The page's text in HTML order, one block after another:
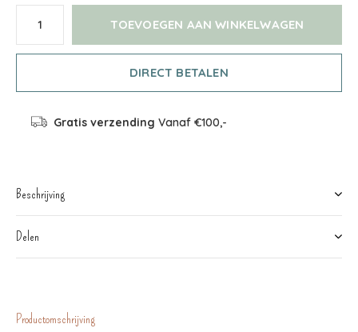
TOEVOEGEN AAN WINKELWAGEN
DIRECT BETALEN
Gratis verzending Vanaf €100,-
Beschrijving
Delen
Productomschrijving